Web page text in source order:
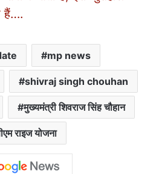
हैं….
mp news
shivraj singh chouhan
मुख्यमंत्री शिवराज सिंह चौहान
राइज योजना